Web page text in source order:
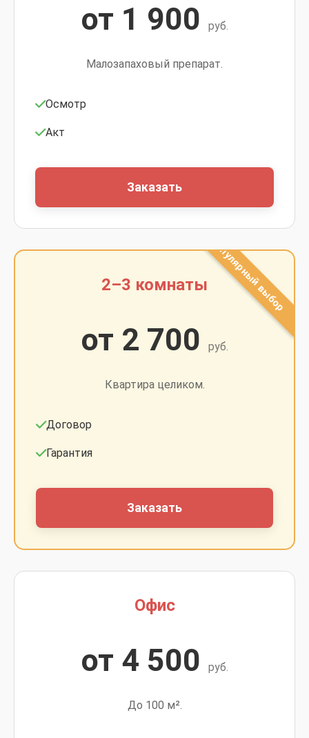
от 1 900 руб.
Малозапаховый препарат.
Осмотр
Акт
Заказать
2–3 комнаты
от 2 700 руб.
Квартира целиком.
Договор
Гарантия
Заказать
Офис
от 4 500 руб.
До 100 м².